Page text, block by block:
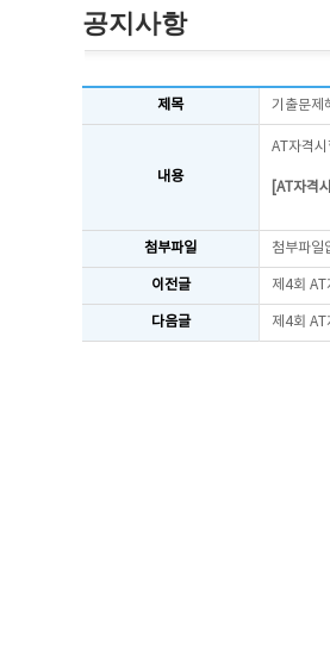
공지사항
제목 기출문제
내용
AT자격
[AT자격
첨부파일 첨부파일
이전글 제4회 AT
다음글 제4회 AT